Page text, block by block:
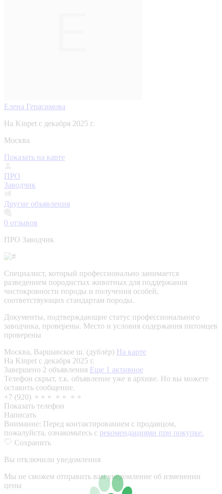
Елена Герасимова
На Kinpet c декабря 2025 г.
Москва
Показать на карте
ПРО
Заводчик
Другие объявления
0 отзывов
ПРО Заводчик
Специалист, который профессионально занимается
разведением породистых животных для поддержания
чистокровности породы и получения особей,
соответствующих стандартам породы.
Документы, подтверждающие статус профессионального
заводчика, проверены. Место и условия содержания питомцев
проверены
Москва, Варшавское ш. (дублёр) На карте
На Kinpet c декабря 2025 г.
Завершено 2 объявления Еще 1 активное
Телефон скрыт, т.к. объявление уже в архиве. Но вы можете
оставить сообщение.
+7 (920) ⚬⚬⚬ ⚬⚬ ⚬⚬
Показать телефон
Написать
Внимание: Перед контактированием с продавцом,
пожалуйста, ознакомьтесь с рекомендациями при покупке.
Сохранить
Вы отключили уведомления
Мы не сможем отправить вам уведомление об изменении
цены